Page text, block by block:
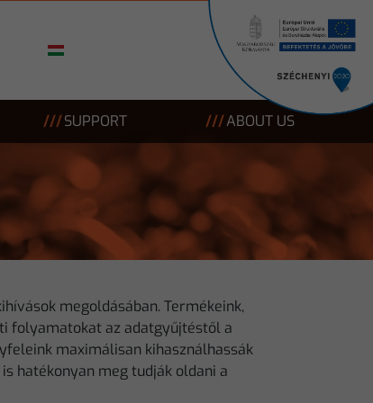
SUPPORT ABOUT US
megoldásában. Termékeink,
folyamatokat az adatgyűjtéstől a
maximálisan kihasználhassák
hatékonyan meg tudják oldani a